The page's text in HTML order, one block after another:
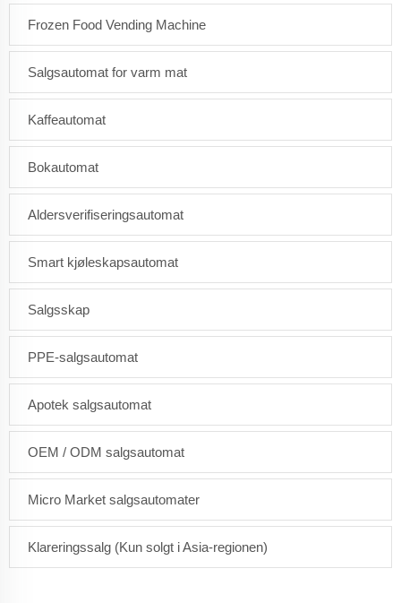
Frozen Food Vending Machine
Salgsautomat for varm mat
Kaffeautomat
Bokautomat
Aldersverifiseringsautomat
Smart kjøleskapsautomat
Salgsskap
PPE-salgsautomat
Apotek salgsautomat
OEM / ODM salgsautomat
Micro Market salgsautomater
Klareringssalg (Kun solgt i Asia-regionen)